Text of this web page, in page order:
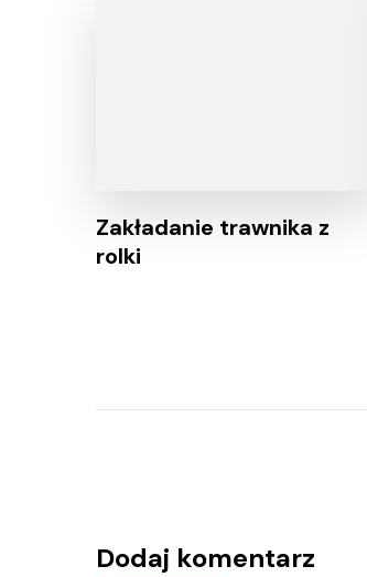
Zakładanie trawnika z
rolki
Dodaj komentarz